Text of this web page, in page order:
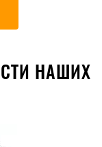
НАШИХ